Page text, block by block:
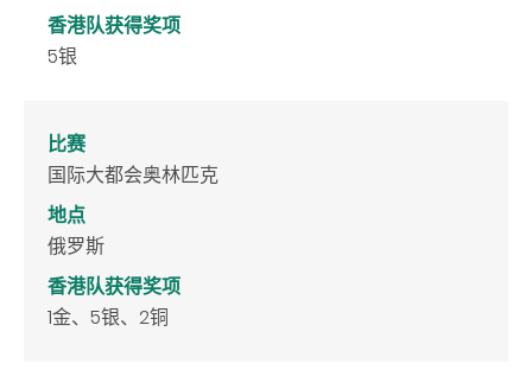
香港队获得奖项
5银
比赛
国际大都会奥林匹克
地点
俄罗斯
香港队获得奖项
1金、5银、2铜